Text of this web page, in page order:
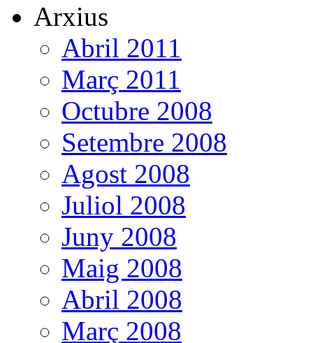
Arxius
Abril 2011
Març 2011
Octubre 2008
Setembre 2008
Agost 2008
Juliol 2008
Juny 2008
Maig 2008
Abril 2008
Març 2008